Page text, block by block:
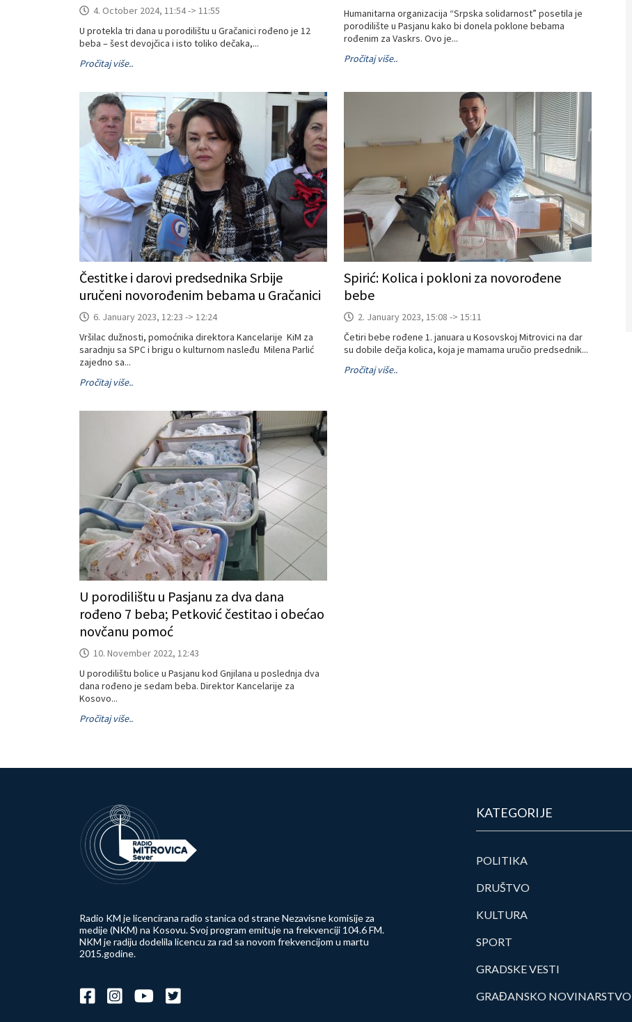
4. October 2024, 11:54 -> 11:55
U protekla tri dana u porodilištu u Gračanici rođeno je 12
beba – šest devojčica i isto toliko dečaka,...
Pročitaj više..
Humanitarna organizacija “Srpska solidarnost” posetila je
porodilište u Pasjanu kako bi donela poklone bebama
rođenim za Vaskrs. Ovo je...
Pročitaj više..
Čestitke i darovi predsednika Srbije
uručeni novorođenim bebama u Gračanici
6. January 2023, 12:23 -> 12:24
Vršilac dužnosti, pomoćnika direktora Kancelarije KiM za
saradnju sa SPC i brigu o kulturnom nasleđu Milena Parlić
zajedno sa...
Pročitaj više..
Spirić: Kolica i pokloni za novorođene
bebe
2. January 2023, 15:08 -> 15:11
Četiri bebe rođene 1. januara u Kosovskoj Mitrovici na dar
su dobile dečja kolica, koja je mamama uručio predsednik...
Pročitaj više..
U porodilištu u Pasjanu za dva dana
rođeno 7 beba; Petković čestitao i obećao
novčanu pomoć
10. November 2022, 12:43
U porodilištu bolice u Pasjanu kod Gnjilana u poslednja dva
dana rođeno je sedam beba. Direktor Kancelarije za
Kosovo...
Pročitaj više..
Radio KM je licencirana radio stanica od strane Nezavisne komisije za
medije (NKM) na Kosovu. Svoj program emituje na frekvenciji 104.6 FM.
NKM je radiju dodelila licencu za rad sa novom frekvencijom u martu
2015.godine.
KATEGORIJE
POLITIKA
DRUŠTVO
KULTURA
SPORT
GRADSKE VESTI
GRAĐANSKO NOVINARSTVO